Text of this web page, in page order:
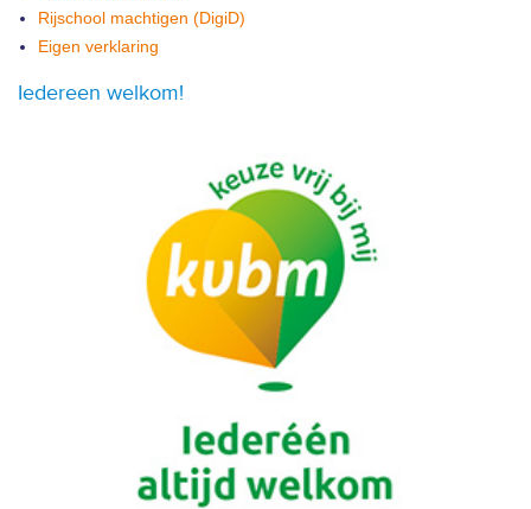
Rijschool machtigen (DigiD)
Eigen verklaring
Iedereen welkom!